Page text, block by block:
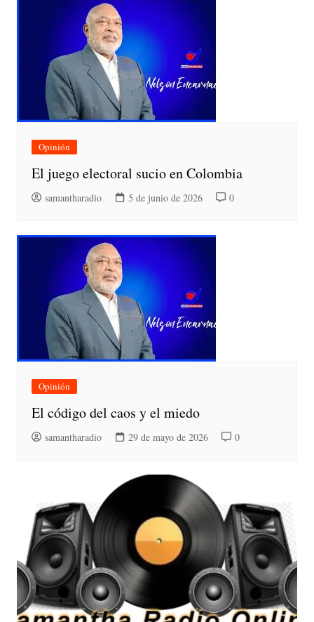
Opinión
El juego electoral sucio en Colombia
samantharadio 5 de junio de 2026 0
Opinión
El código del caos y el miedo
samantharadio 29 de mayo de 2026 0